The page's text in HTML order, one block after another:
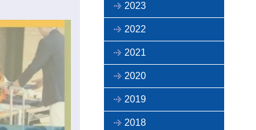
2023
2022
2021
2020
2019
2018